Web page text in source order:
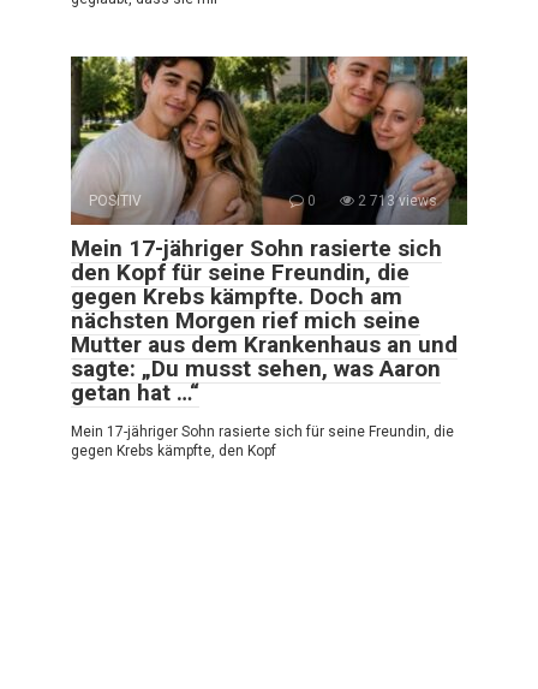
POSITIV 0 2 713 views
Mein 17-jähriger Sohn rasierte sich
den Kopf für seine Freundin, die
gegen Krebs kämpfte. Doch am
nächsten Morgen rief mich seine
Mutter aus dem Krankenhaus an und
sagte: „Du musst sehen, was Aaron
getan hat …“
Mein 17-jähriger Sohn rasierte sich für seine Freundin, die
gegen Krebs kämpfte, den Kopf